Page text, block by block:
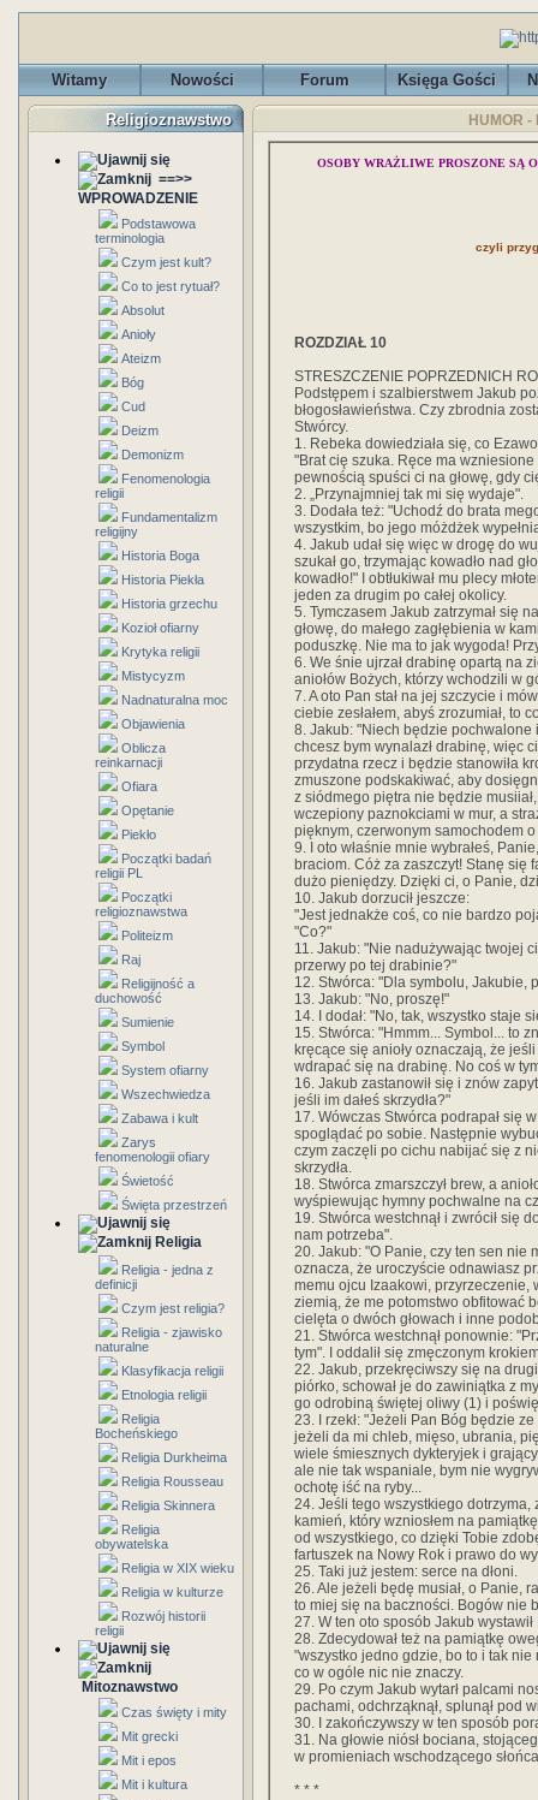
Witamy Nowości Forum Księga Gości
Religioznawstwo
==>>
WPROWADZENIE
Podstawowa
terminologia
Czym jest kult?
Co to jest rytuał?
Absolut
Anioły
Ateizm
Bóg
Cud
Deizm
Demonizm
Fenomenologia
religii
Fundamentalizm
religijny
Historia Boga
Historia Piekła
Historia grzechu
Kozioł ofiarny
Krytyka religii
Mistycyzm
Nadnaturalna moc
Objawienia
Oblicza
reinkarnacji
Ofiara
Opętanie
Piekło
Początki badań
religii PL
Początki
religioznawstwa
Politeizm
Raj
Religijność a
duchowość
Sumienie
Symbol
System ofiarny
Wszechwiedza
Zabawa i kult
Zarys
fenomenologii ofiary
Świetość
Święta przestrzeń
Religia
Religia - jedna z
definicji
Czym jest religia?
Religia - zjawisko
naturalne
Klasyfikacja religii
Etnologia religii
Religia
Bocheńskiego
Religia Durkheima
Religia Rousseau
Religia Skinnera
Religia
obywatelska
Religia w XIX wieku
Religia w kulturze
Rozwój historii
religii
Mitoznawstwo
Czas święty i mity
Mit grecki
Mit i epos
Mit i kultura
HUMOR
OSOBY WRAŻLIWE PROSZONE SĄ
czyli
ROZDZIAŁ 10
STRESZCZENIE POPRZEDNICH
Podstępem i szalbierstwem Jakub
błogosławieństwa. Czy zbrodnia
Stwórcy.
1. Rebeka dowiedziała się, co
"Brat cię szuka. Ręce ma wzniesione
pewnością spuści ci na głowę, gdy
2. „Przynajmniej tak mi się wydaje".
3. Dodała też: "Uchodź do brata
wszystkim, bo jego móżdżek
4. Jakub udał się więc w drogę do
szukał go, trzymając kowadło nad
kowadło!" I obtłukiwał mu plecy
jeden za drugim po całej okolicy.
5. Tymczasem Jakub zatrzymał się
głowę, do małego zagłębienia w
poduszkę. Nie ma to jak wygoda!
6. We śnie ujrzał drabinę opartą na
aniołów Bożych, którzy wchodzili w
7. A oto Pan stał na jej szczycie i
ciebie zesłałem, abyś zrozumiał, to
8. Jakub: "Niech będzie pochwalone
chcesz bym wynalazł drabinę, więc
przydatna rzecz i będzie stanowiła
zmuszone podskakiwać, aby
z siódmego piętra nie będzie
wczepiony paznokciami w mur, a
pięknym, czerwonym samochodem
9. I oto właśnie mnie wybrałeś,
braciom. Cóż za zaszczyt! Stanę się
dużo pieniędzy. Dzięki ci, o Panie,
10. Jakub dorzucił jeszcze:
"Jest jednakże coś, co nie bardzo
"Co?"
11. Jakub: "Nie nadużywając twojej
przerwy po tej drabinie?"
12. Stwórca: "Dla symbolu, Jakubie,
13. Jakub: "No, proszę!"
14. I dodał: "No, tak, wszystko staje
15. Stwórca: "Hmmm... Symbol... to
kręcące się anioły oznaczają, że
wdrapać się na drabinę. No coś w
16. Jakub zastanowił się i znów
jeśli im dałeś skrzydła?"
17. Wówczas Stwórca podrapał się
spoglądać po sobie. Następnie
czym zaczęli po cichu nabijać się z
skrzydła.
18. Stwórca zmarszczył brew, a
wyśpiewując hymny pochwalne na
19. Stwórca westchnął i zwrócił się
nam potrzeba".
20. Jakub: "O Panie, czy ten sen nie
oznacza, że uroczyście odnawiasz
memu ojcu Izaakowi, przyrzeczenie,
ziemią, że me potomstwo obfitować
cielęta o dwóch głowach i inne
21. Stwórca westchnął ponownie:
tym". I oddalił się zmęczonym
22. Jakub, przekręciwszy się na
piórko, schował je do zawiniątka z
go odrobiną świętej oliwy (1) i
23. I rzekł: "Jeżeli Pan Bóg będzie
jeżeli da mi chleb, mięso, ubrania,
wiele śmiesznych dykteryjek i
ale nie tak wspaniale, bym nie
ochotę iść na ryby...
24. Jeśli tego wszystkiego
kamień, który wzniosłem na
od wszystkiego, co dzięki Tobie
fartuszek na Nowy Rok i prawo do
25. Taki już jestem: serce na dłoni.
26. Ale jeżeli będę musiał, o Panie,
to miej się na baczności. Bogów nie
27. W ten oto sposób Jakub
28. Zdecydował też na pamiątkę
"wszystko jedno gdzie, bo to i tak
co w ogóle nic nie znaczy.
29. Po czym Jakub wytarł palcami
pachami, odchrząknął, splunął pod
30. I zakończywszy w ten sposób
31. Na głowie niósł bociana,
w promieniach wschodzącego
* * *